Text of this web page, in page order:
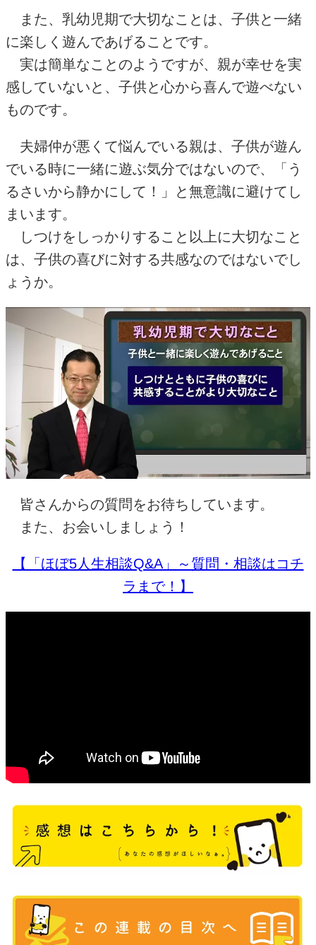
また、乳幼児期で大切なことは、子供と一緒
に楽しく遊んであげることです。
実は簡単なことのようですが、親が幸せを実
感していないと、子供と心から喜んで遊べない
ものです。
夫婦仲が悪くて悩んでいる親は、子供が遊ん
でいる時に一緒に遊ぶ気分ではないので、「う
るさいから静かにして！」と無意識に避けてし
まいます。
しつけをしっかりすること以上に大切なこと
は、子供の喜びに対する共感なのではないでし
ょうか。
皆さんからの質問をお待ちしています。
また、お会いしましょう！
【「ほぼ5人生相談Q&A」～質問・相談はコチ
ラまで！】